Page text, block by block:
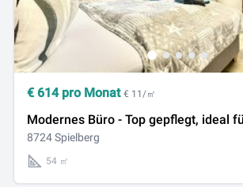
€ 614pro Monat € 11/㎡
Modernes Büro - Top gepflegt, ideal
8724 Spielberg
54 ㎡